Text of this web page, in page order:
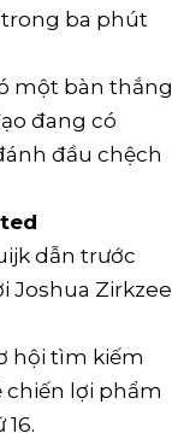
trong ba phút
một bàn thắng
đang có
đầu chệch
dẫn trước
Joshua Zirkzee
hội tìm kiếm
chiến lợi phẩm